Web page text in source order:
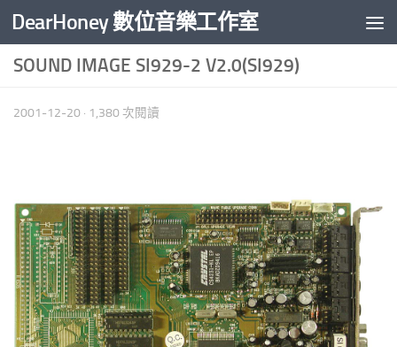
Skip to content
DearHoney 數位音樂工作室
SOUND IMAGE SI929-2 V2.0(SI929)
2001-12-20 · 1,380 次閱讀